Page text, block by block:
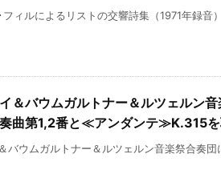
フィルによるリストの交響詩集（1971年録音
＆バウムガルトナー＆ルツェルン
曲第1,2番と≪アンダンテ≫K.315
バウムガルトナー＆ルツェルン音楽祭合奏